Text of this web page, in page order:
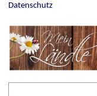
Datenschutz